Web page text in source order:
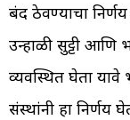
बंद ठेवण्याचा
उन्हाळी सुट्टी आणि
व्यवस्थित घेता यावे
संस्थांनी हा निर्णय